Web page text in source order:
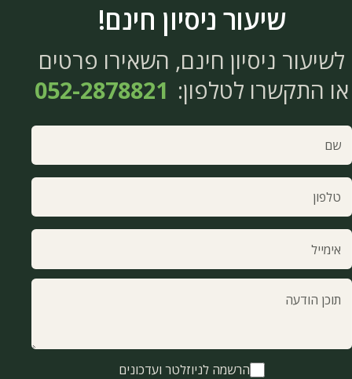
שיעור ניסיון חינם!
לשיעור ניסיון חינם, השאירו פרטים
או התקשרו לטלפון: 052-2878821
שם
טלפון
אימייל
תוכן הודעה
הרשמה לניוזלטר ועדכונים